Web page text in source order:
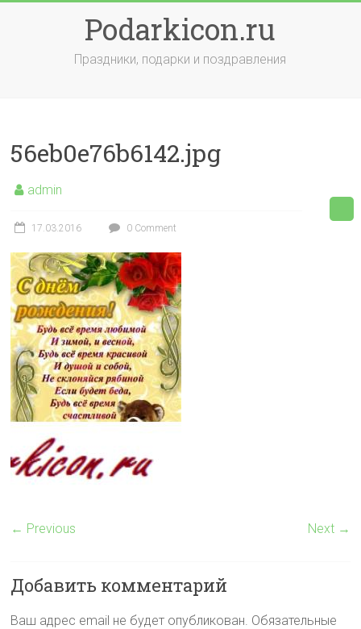
Podarkicon.ru
Праздники, подарки и поздравления
56eb0e76b6142.jpg
admin
17.03.2016 0 Comment
← Previous Next →
Добавить комментарий
Ваш адрес email не будет опубликован. Обязательные